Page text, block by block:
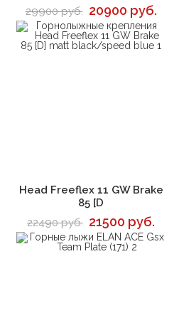
29900 руб. 20900 руб.
В корзину
Head Freeflex 11 GW Brake
85 [D
22490 руб. 21500 руб.